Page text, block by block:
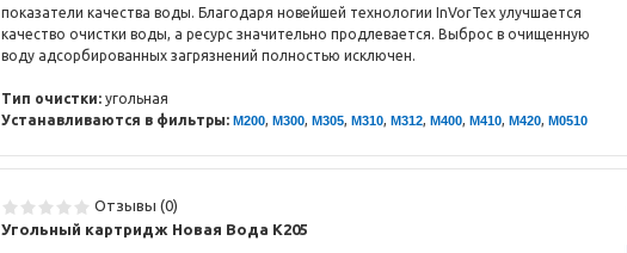
показатели качества воды. Благодаря новейшей технологии InVorTex улучшается
качество очистки воды, а ресурс значительно продлевается. Выброс в очищенную
воду адсорбированных загрязнений полностью исключен.
Тип очистки: угольная
Устанавливаются в фильтры: M200, M300, M305, M310, M312, M400, M410, M420, М0510
Отзывы (0)
Угольный картридж Новая Вода К205